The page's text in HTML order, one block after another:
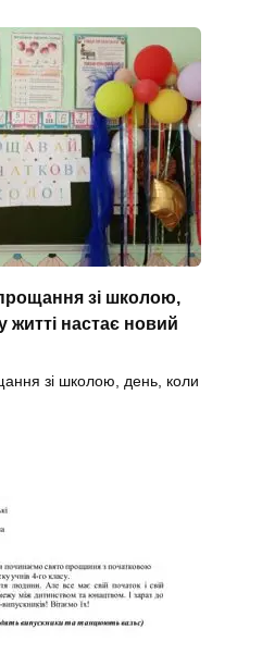
зі школою,
житті настає новий
зі школою, день, коли